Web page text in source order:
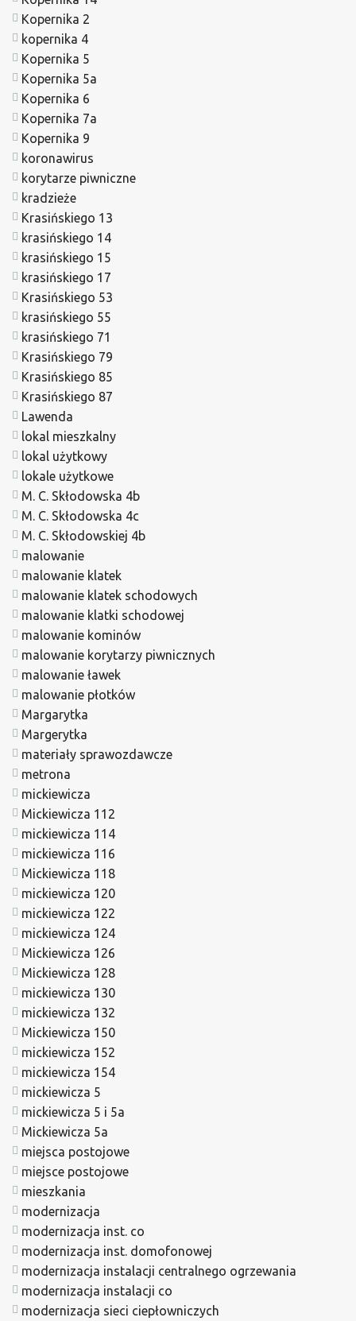
Kopernika 2
kopernika 4
Kopernika 5
Kopernika 5a
Kopernika 6
Kopernika 7a
Kopernika 9
koronawirus
korytarze piwniczne
kradzieże
Krasińskiego 13
krasińskiego 14
krasińskiego 15
krasińskiego 17
Krasińskiego 53
krasińskiego 55
krasińskiego 71
Krasińskiego 79
Krasińskiego 85
Krasińskiego 87
Lawenda
lokal mieszkalny
lokal użytkowy
lokale użytkowe
M. C. Skłodowska 4b
M. C. Skłodowska 4c
M. C. Skłodowskiej 4b
malowanie
malowanie klatek
malowanie klatek schodowych
malowanie klatki schodowej
malowanie kominów
malowanie korytarzy piwnicznych
malowanie ławek
malowanie płotków
Margarytka
Margerytka
materiały sprawozdawcze
metrona
mickiewicza
Mickiewicza 112
mickiewicza 114
mickiewicza 116
Mickiewicza 118
mickiewicza 120
mickiewicza 122
mickiewicza 124
Mickiewicza 126
Mickiewicza 128
mickiewicza 130
mickiewicza 132
Mickiewicza 150
mickiewicza 152
mickiewicza 154
mickiewicza 5
mickiewicza 5 i 5a
Mickiewicza 5a
miejsca postojowe
miejsce postojowe
mieszkania
modernizacja
modernizacja inst. co
modernizacja inst. domofonowej
modernizacja instalacji centralnego ogrzewania
modernizacja instalacji co
modernizacja sieci ciepłowniczych